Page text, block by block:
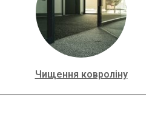
Чищення ковроліну